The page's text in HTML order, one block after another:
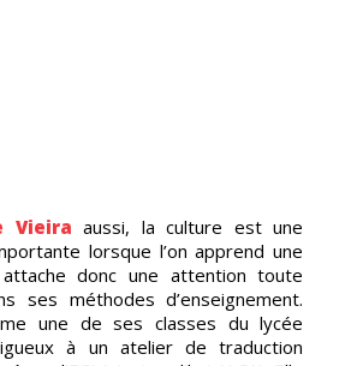
Vieira aussi, la culture est une
lorsque l’on apprend une
donc une attention toute
ses méthodes d’enseignement.
une de ses classes du lycée
à un atelier de traduction